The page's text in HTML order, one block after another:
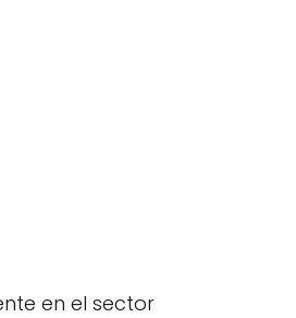
en el sector